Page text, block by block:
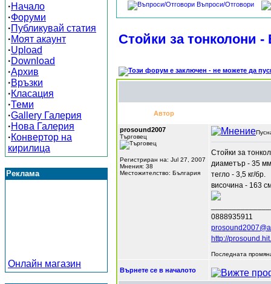
·Начало
·Форуми
·Публикувай статия
·Моят акаунт
·Upload
·Download
·Архив
·Връзки
·Класация
·Теми
·Gallery Галерия
·Нова Галерия
·Конвертор на
кирилица
Реклама
Онлайн магазин
Въпроси/Отговори
Стойки за тонколони -
Автор
prosound2007
Търговец
Регистриран на: Jul 27, 2007
Мнения: 38
Местожителство: България
Стойки за
диаметър - 35
тегло - 3,5 кг/бр.
височина - 163
0888935911
http://
Последната
Върнете се в началото